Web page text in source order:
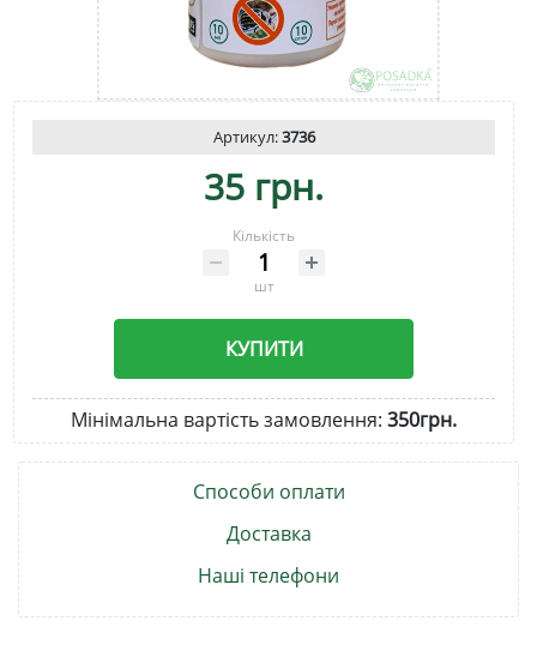
Артикул:3736
35 грн.
Кількість
шт
КУПИТИ
Мінімальна вартість замовлення: 350грн.
Способи оплати
Доставка
Наші телефони